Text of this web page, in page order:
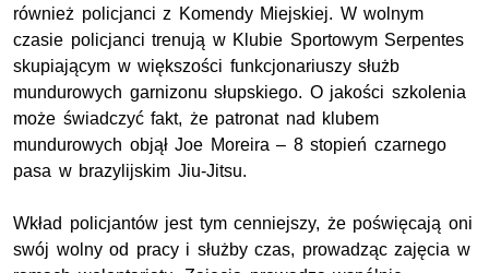
również policjanci z Komendy Miejskiej. W wolnym
czasie policjanci trenują w Klubie Sportowym Serpentes
skupiającym w większości funkcjonariuszy służb
mundurowych garnizonu słupskiego. O jakości szkolenia
może świadczyć fakt, że patronat nad klubem
mundurowych objął Joe Moreira – 8 stopień czarnego
pasa w brazylijskim Jiu-Jitsu.
Wkład policjantów jest tym cenniejszy, że poświęcają oni
swój wolny od pracy i służby czas, prowadząc zajęcia w